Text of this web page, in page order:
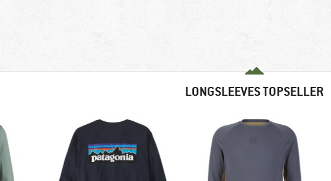
LONGSLEEVES TOPSELLER